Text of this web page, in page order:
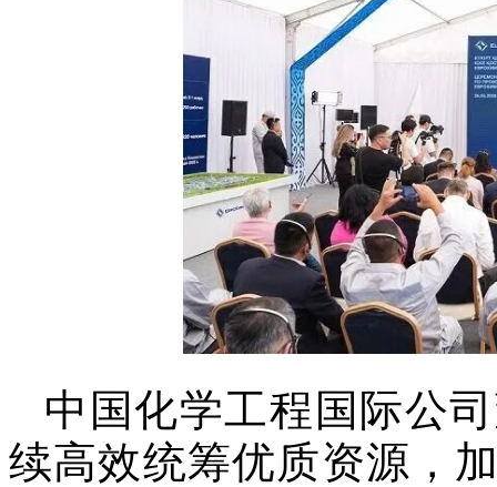
中国化学工程国际公
续高效统筹优质资源，